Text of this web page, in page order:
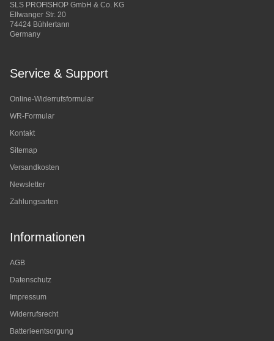
SLS PROFISHOP GmbH & Co. KG
Ellwanger Str. 20
74424 Bühlertann
Germany
Service & Support
Online-Widerrufsformular
WR-Formular
Kontakt
Sitemap
Versandkosten
Newsletter
Zahlungsarten
Informationen
AGB
Datenschutz
Impressum
Widerrufsrecht
Batterieentsorgung